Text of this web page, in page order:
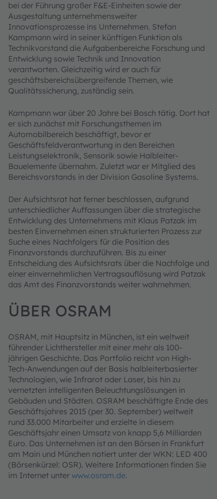
bei der Führung großer F&E-Einheiten sowie der
Ausgestaltung unternehmensweiter
Innovationsprozesse ins Unternehmen. Stefan
Kampmann wird in seiner künftigen Funktion als
Technikvorstand die Aufgabenbereiche Forschung und
Entwicklung sowie Technik und Innovation
verantworten. Gleichzeitig wird er auch für
geschäftsbereichsübergreifende Themen, wie
Qualitätssicherung, zuständig sein.
Kampmann war über 20 Jahre bei Bosch tätig. Dort hat
er sich zunächst mit Forschungsthemen im
Automobilbereich beschäftigt, bevor er
Geschäftsfeldverantwortung in den Bereichen
Leistungselektronik, Sensorik sowie Halbleiter-
Bauelemente übernahm. Zuletzt war er Mitglied des
Bereichsvorstands in der Division Gasoline Systems.
Der Aufsichtsrat hat ferner beschlossen, aufgrund
unterschiedlicher Auffassungen über die strategische
Entwicklung des Unternehmens mit Klaus Patzak im
besten Einvernehmen einen strukturierten Prozess zur
Suche eines Nachfolgers für die Position des
Finanzvorstands durchzuführen. Bis zu einer
Entscheidung des Aufsichtsrats über die Nachfolge und
einer einvernehmlichen Vertragsauflösung wird Patzak
das Amt des Finanzvorstands weiter wahrnehmen.
ÜBER OSRAM
OSRAM, mit Hauptsitz in München, ist ein weltweit
führender Lichthersteller mit einer mehr als 100-
jährigen Geschichte. Das Portfolio reicht von High-
Tech-Anwendungen auf der Basis halbleiterbasierter
Technologien, wie Infrarot oder Laser, bis hin zu
vernetzten intelligenten Beleuchtungslösungen in
Gebäuden und Städten. OSRAM beschäftigte Ende des
Geschäftsjahres 2015 (per 30. September) weltweit
rund 33.000 Mitarbeiter und erzielte in diesem
Geschäftsjahr einen Umsatz von knapp 5,6 Milliarden
Euro. Das Unternehmen ist an den Börsen in Frankfurt
am Main und München notiert unter der WKN: LED 400
(Börsenkürzel: OSR). Weitere Informationen finden Sie
im Internet unter www.osram.de.